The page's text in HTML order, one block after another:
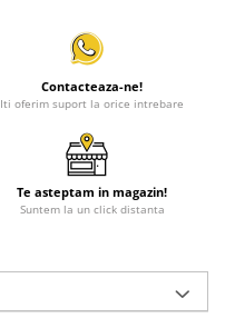
Contacteaza-ne!
Iti oferim suport la orice intrebare
Te asteptam in magazin!
Suntem la un click distanta